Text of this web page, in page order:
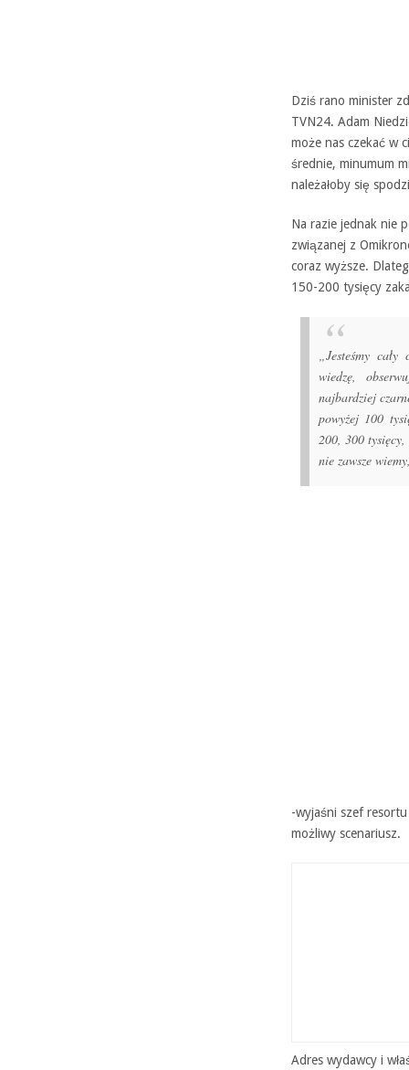
Dziś rano minister
TVN24. Adam
może nas czekać w
średnie, minumum
należałoby się
Na razie jednak nie
związanej z
coraz wyższe.
150-200 tysięcy
„Jesteśmy
wiedzę,
najbardziej
powyżej 100
200, 300
nie zawsze
-wyjaśni szef
możliwy scenariusz.
Adres wydawcy i